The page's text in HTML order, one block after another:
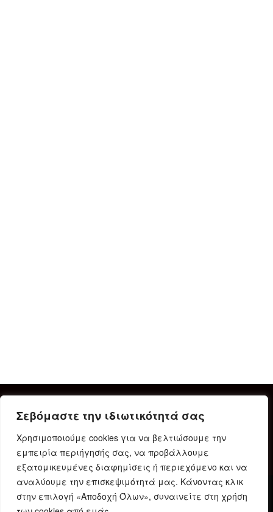
Σεβόμαστε την ιδιωτικότητά σας
Χρησιμοποιούμε cookies για να βελτιώσουμε την
εμπειρία περιήγησής σας, να προβάλλουμε
εξατομικευμένες διαφημίσεις ή περιεχόμενο και να
αναλύουμε την επισκεψιμότητά μας. Κάνοντας κλικ
στην επιλογή «Αποδοχή Όλων», συναινείτε στη χρήση
Δήλωση Συμμόρφωσης Ταυτότητα
Όροι χρήσης